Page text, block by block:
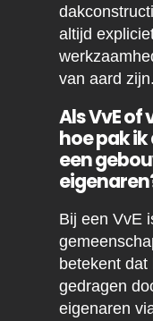
altijd
van aard zijn.
Als VvE
hoe pak
een
Bij een VvE
betekent
gedragen
eigenaren